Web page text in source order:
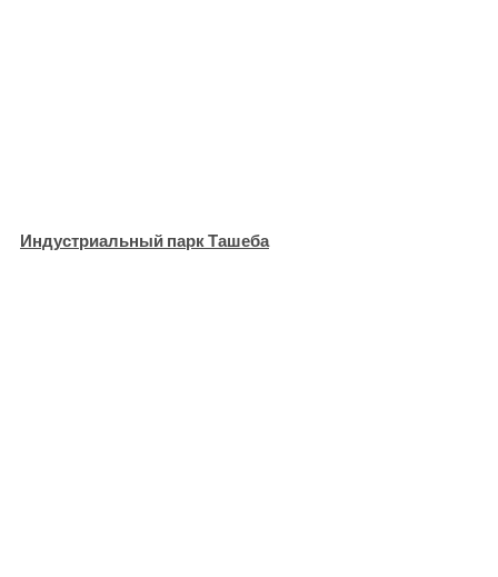
Индустриальный парк Ташеба